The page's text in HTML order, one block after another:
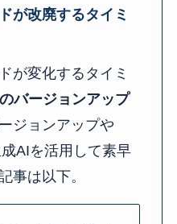
が改廃するタイミ
が変化するタイミ
バージョンアップ
ジョンアップや
AIを活用して素早
事は以下。